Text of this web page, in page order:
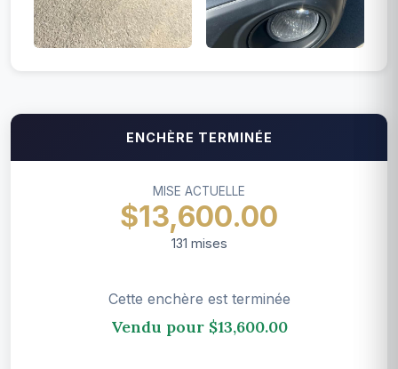
ENCHÈRE TERMINÉE
MISE ACTUELLE
$13,600.00
131 mises
Cette enchère est terminée
Vendu pour $13,600.00